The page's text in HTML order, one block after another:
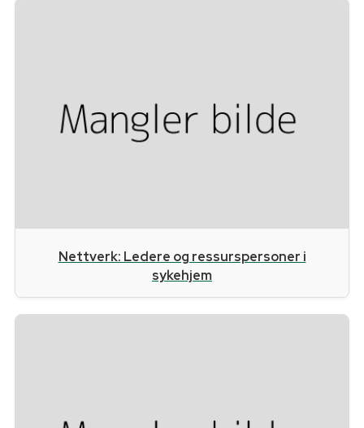
Nettverk: Ledere og ressurspersoner i
sykehjem